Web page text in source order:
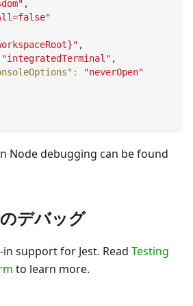
,
,
"integratedTerminal" ,
:
"neverOpen"
Node debugging can be found
デバッグ
support for Jest. Read Testing
to learn more.